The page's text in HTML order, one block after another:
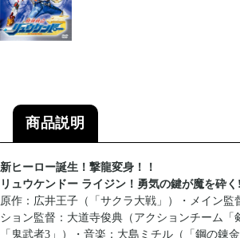
商品説明
新ヒーロー誕生！撃龍変身！！
リュウケンドー ライジン！勇気の鍵が魔を砕
原作：広井王子（「サクラ大戦」）・メイン
ション監督：大道寺俊典（アクションチーム「
「鬼武者3」）・音楽：大島ミチル（「鋼の錬